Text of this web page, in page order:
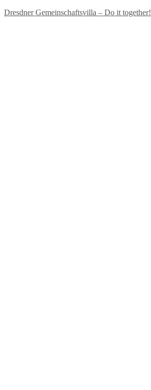
Dresdner Gemeinschaftsvilla – Do it together!